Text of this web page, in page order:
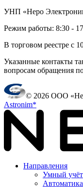
УНП «Неро
Режим работы: 8:30 -
В торговом реестре с
Указанные контакты
вопросам обращения
© 2026 ООО
Astronim*
Направления
Умный учёт